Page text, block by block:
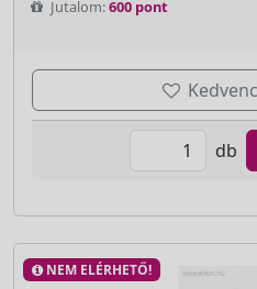
Jutalom:600 pont
db
NEM ELÉRHETŐ!